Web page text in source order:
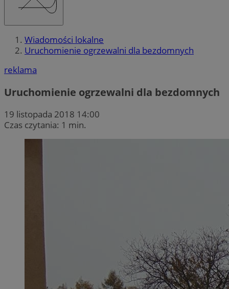
Wiadomości lokalne
Uruchomienie ogrzewalni dla bezdomnych
reklama
Uruchomienie ogrzewalni dla bezdomnych
19 listopada 2018 14:00
Czas czytania: 1 min.